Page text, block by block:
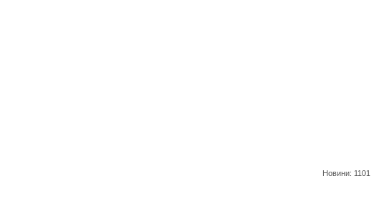
Новини: 1101